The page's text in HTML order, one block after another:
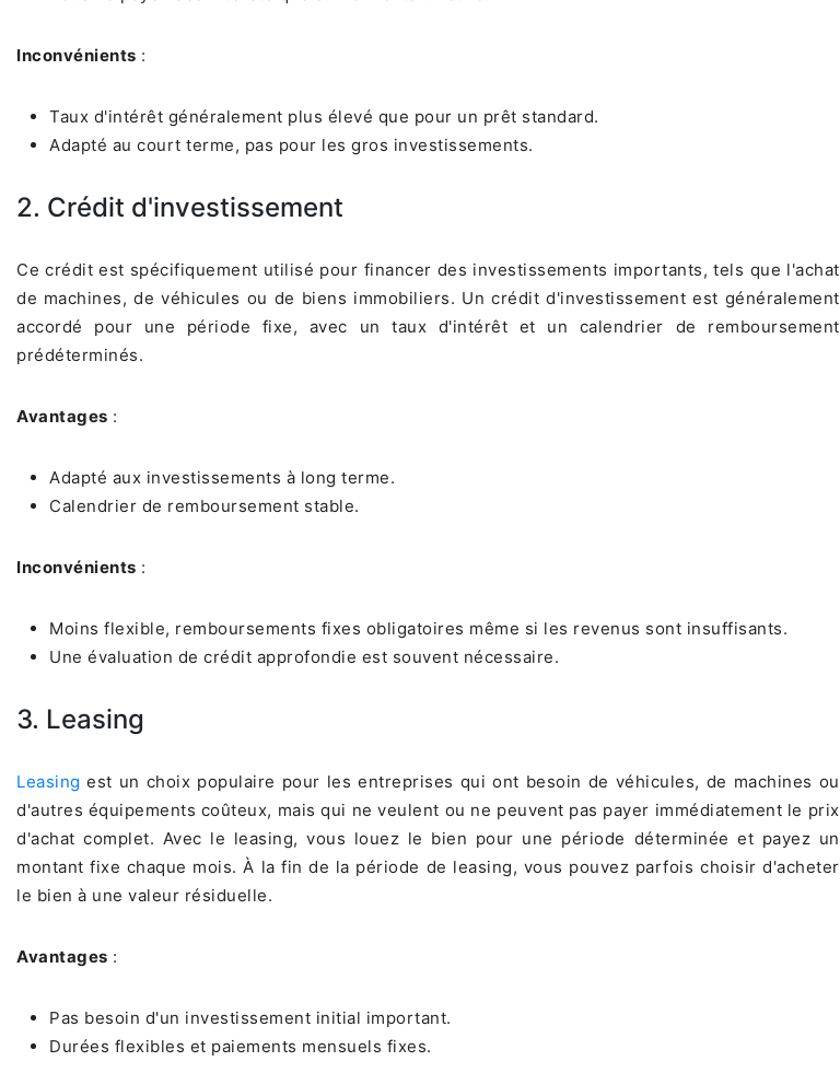
Inconvénients :
Taux d'intérêt généralement plus élevé que pour un prêt standard.
Adapté au court terme, pas pour les gros investissements.
2. Crédit d'investissement
Ce crédit est spécifiquement utilisé pour financer des investissements importants, tels que l'achat
de machines, de véhicules ou de biens immobiliers. Un crédit d'investissement est généralement
accordé pour une période fixe, avec un taux d'intérêt et un calendrier de remboursement
prédéterminés.
Avantages :
Adapté aux investissements à long terme.
Calendrier de remboursement stable.
Inconvénients :
Moins flexible, remboursements fixes obligatoires même si les revenus sont insuffisants.
Une évaluation de crédit approfondie est souvent nécessaire.
3. Leasing
Leasing est un choix populaire pour les entreprises qui ont besoin de véhicules, de machines ou
d'autres équipements coûteux, mais qui ne veulent ou ne peuvent pas payer immédiatement le prix
d'achat complet. Avec le leasing, vous louez le bien pour une période déterminée et payez un
montant fixe chaque mois. À la fin de la période de leasing, vous pouvez parfois choisir d'acheter
le bien à une valeur résiduelle.
Avantages :
Pas besoin d'un investissement initial important.
Durées flexibles et paiements mensuels fixes.